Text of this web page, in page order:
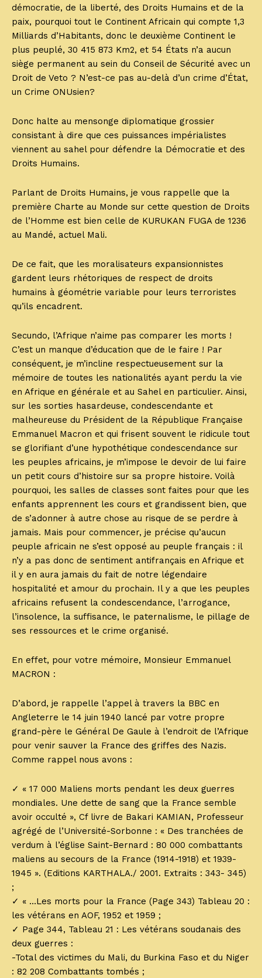
démocratie, de la liberté, des Droits Humains et de la
paix, pourquoi tout le Continent Africain qui compte 1,3
Milliards d’Habitants, donc le deuxième Continent le
plus peuplé, 30 415 873 Km2, et 54 États n’a aucun
siège permanent au sein du Conseil de Sécurité avec un
Droit de Veto ? N’est-ce pas au-delà d’un crime d’État,
un Crime ONUsien?
Donc halte au mensonge diplomatique grossier
consistant à dire que ces puissances impérialistes
viennent au sahel pour défendre la Démocratie et des
Droits Humains.
Parlant de Droits Humains, je vous rappelle que la
première Charte au Monde sur cette question de Droits
de l’Homme est bien celle de KURUKAN FUGA de 1236
au Mandé, actuel Mali.
De ce fait, que les moralisateurs expansionnistes
gardent leurs rhétoriques de respect de droits
humains à géométrie variable pour leurs terroristes
qu’ils encadrent.
Secundo, l’Afrique n’aime pas comparer les morts !
C’est un manque d’éducation que de le faire ! Par
conséquent, je m’incline respectueusement sur la
mémoire de toutes les nationalités ayant perdu la vie
en Afrique en générale et au Sahel en particulier. Ainsi,
sur les sorties hasardeuse, condescendante et
malheureuse du Président de la République Française
Emmanuel Macron et qui frisent souvent le ridicule tout
se glorifiant d’une hypothétique condescendance sur
les peuples africains, je m’impose le devoir de lui faire
un petit cours d’histoire sur sa propre histoire. Voilà
pourquoi, les salles de classes sont faites pour que les
enfants apprennent les cours et grandissent bien, que
de s’adonner à autre chose au risque de se perdre à
jamais. Mais pour commencer, je précise qu’aucun
peuple africain ne s’est opposé au peuple français : il
n’y a pas donc de sentiment antifrançais en Afrique et
il y en aura jamais du fait de notre légendaire
hospitalité et amour du prochain. Il y a que les peuples
africains refusent la condescendance, l’arrogance,
l’insolence, la suffisance, le paternalisme, le pillage de
ses ressources et le crime organisé.
En effet, pour votre mémoire, Monsieur Emmanuel
MACRON :
D’abord, je rappelle l’appel à travers la BBC en
Angleterre le 14 juin 1940 lancé par votre propre
grand-père le Général De Gaule à l’endroit de l’Afrique
pour venir sauver la France des griffes des Nazis.
Comme rappel nous avons :
✓ « 17 000 Maliens morts pendant les deux guerres
mondiales. Une dette de sang que la France semble
avoir occulté », Cf livre de Bakari KAMIAN, Professeur
agrégé de l’Université-Sorbonne : « Des tranchées de
verdum à l’église Saint-Bernard : 80 000 combattants
maliens au secours de la France (1914-1918) et 1939-
1945 ». (Editions KARTHALA./ 2001. Extraits : 343- 345)
;
✓ « …Les morts pour la France (Page 343) Tableau 20 :
les vétérans en AOF, 1952 et 1959 ;
✓ Page 344, Tableau 21 : Les vétérans soudanais des
deux guerres :
-Total des victimes du Mali, du Burkina Faso et du Niger
: 82 208 Combattants tombés ;